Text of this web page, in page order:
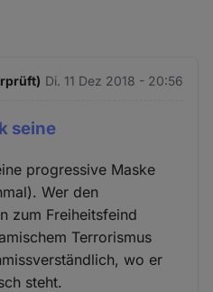
Di. 11 Dez 2018 - 20:56
seine
progressive Maske
Wer den
zum Freiheitsfeind
Terrorismus
wo er
steht.